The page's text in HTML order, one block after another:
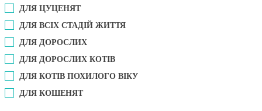
ДЛЯ ЦУЦЕНЯТ
ДЛЯ ВСІХ СТАДІЙ ЖИТТЯ
ДЛЯ ДОРОСЛИХ
ДЛЯ ДОРОСЛИХ КОТІВ
ДЛЯ КОТІВ ПОХИЛОГО ВІКУ
ДЛЯ КОШЕНЯТ